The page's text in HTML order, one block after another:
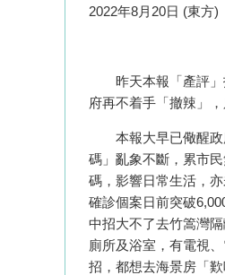
2022年8月20日 (東方)
昨天本報「產評」
府再不着手「撤辣」
本報大早已儆醒政
碼」亂象不斷，累市
碼，影響日常生活，
確診個案日前突破
中招大不了去竹篙灣
廁所及浴室，有電視
招，都想去海景房「歎